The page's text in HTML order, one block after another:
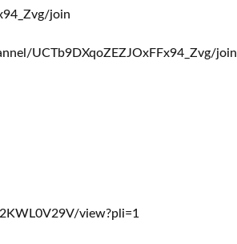
join
UCTb9DXqoZEZJOxFFx94_Zvg/join
view?pli=1